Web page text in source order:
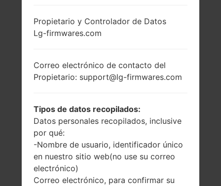
SERIE LG LEON C50
4.5 pulgadas
480 x 854 píxeles
(~218 densidad de
píxeles por
pulgada)
1.2 GHz Qualcomm
Propietario y Controlador de Datos
Lg-firmwares.com
Correo electrónico de contacto del
Propietario: support@lg-firmwares.com
Tipos de datos recopilados:
Datos personales recopilados, inclusive
por qué:
-Nombre de usuario, identificador único
en nuestro sitio web(no use su correo
electrónico)
Correo electrónico, para confirmar su